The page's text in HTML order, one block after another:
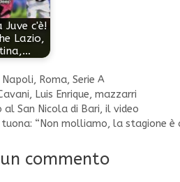
Juve c'è!
Lazio,
Napoli, Roma,Serie A
, Luis Enrique,mazzarri
al San Nicola di Bari, il video
“Non molliamo, la stagione è
commento